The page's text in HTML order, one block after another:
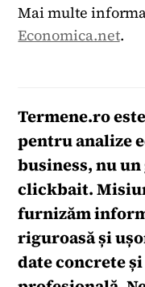
Mai multe
Economica.net.
Termene.ro
pentru analize
business, nu
clickbait.
furnizăm
riguroasă și
date concrete